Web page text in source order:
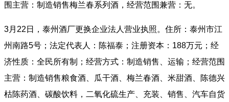
围主营：制造销售梅兰春系列酒，经营范围兼营：无。
3月22日，泰州酒厂更换企业法人营业执照。住所：泰州市江
州南路5号；法定代表人：陈福泰；注册资本：188万元；经
济性质：全民所有制；经营方式：制造销售、运输；经营范围
主营：制造销售粮食酒、瓜干酒、梅兰春酒、米甜酒、陈德兴
枯陈药酒、碳酸饮料，二氧化硫生产、充装、销售、汽车自货